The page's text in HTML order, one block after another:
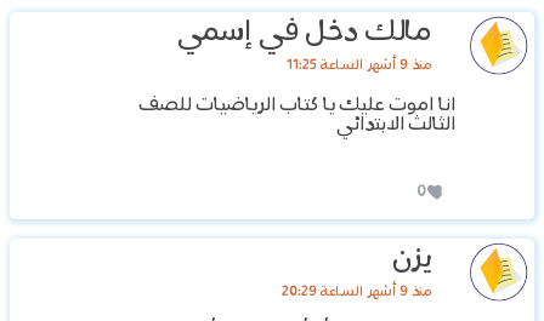
مالك دخل في إسمي
منذ 9 أشهر الساعة 11:25
انا اموت عليك يا كتاب الرياضيات للصف
الثالث الابتدائي
0
يزن
منذ 9 أشهر الساعة 20:29